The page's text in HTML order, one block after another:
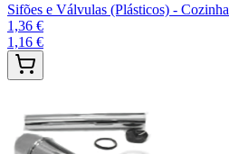
Sifões e Válvulas (Plásticos) - Cozinha
1,36 €
1,16 €